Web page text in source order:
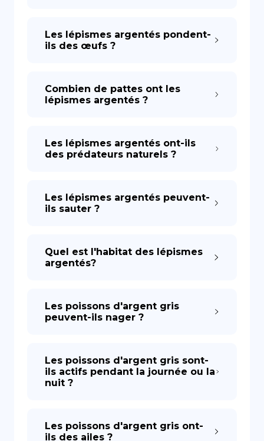
Les lépismes argentés pondent-
ils des œufs ?
Combien de pattes ont les
lépismes argentés ?
Les lépismes argentés ont-ils
des prédateurs naturels ?
Les lépismes argentés peuvent-
ils sauter ?
Quel est l'habitat des lépismes
argentés?
Les poissons d'argent gris
peuvent-ils nager ?
Les poissons d'argent gris sont-
ils actifs pendant la journée ou la
nuit ?
Les poissons d'argent gris ont-
ils des ailes ?